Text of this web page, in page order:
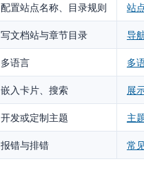
配置站点名称、目录规则 站
写文档站与章节目录 导
多语言 多
嵌入卡片、搜索 展
开发或定制主题 主
报错与排错 常